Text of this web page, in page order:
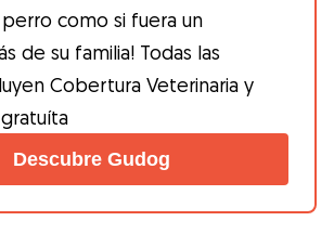
como si fuera un
de su familia! Todas las
Cobertura Veterinaria y
Descubre Gudog